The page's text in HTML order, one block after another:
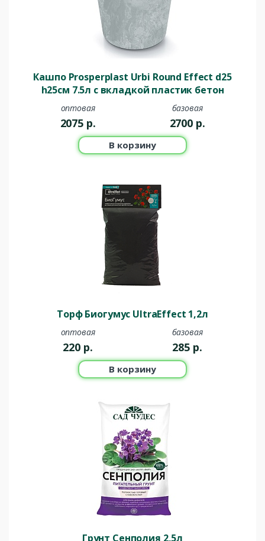
Кашпо Prosperplast Urbi Round Effect d25
h25см 7.5л c вкладкой пластик бетон
оптовая
2075 р.
базовая
2700 р.
В корзину
Торф Биогумус UltraEffect 1,2л
оптовая
220 р.
базовая
285 р.
В корзину
Грунт Сенполия 2,5л